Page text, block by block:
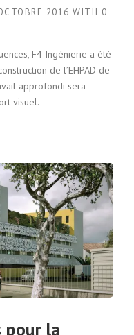
2016 WITH 0
F4 Ingénierie a été
de l’EHPAD de
approfondi sera
visuel.
pour la